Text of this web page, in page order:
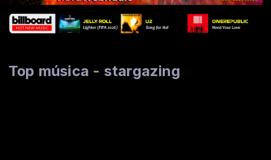
Top música - stargazing